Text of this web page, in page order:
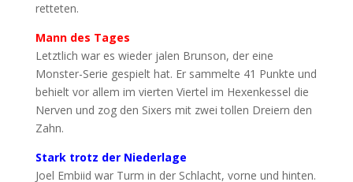
retteten.
Mann des Tages
Letztlich war es wieder jalen Brunson, der eine
Monster-Serie gespielt hat. Er sammelte 41 Punkte und
behielt vor allem im vierten Viertel im Hexenkessel die
Nerven und zog den Sixers mit zwei tollen Dreiern den
Zahn.
Stark trotz der Niederlage
Joel Embiid war Turm in der Schlacht, vorne und hinten.